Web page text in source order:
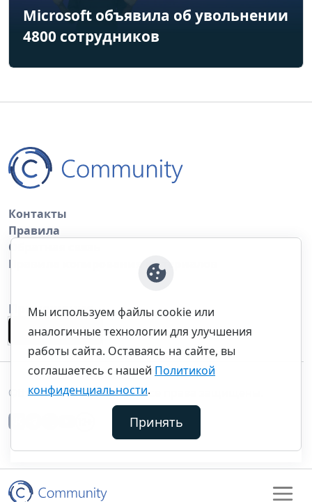
Microsoft объявила об увольнении
4800 сотрудников
Контакты
Правила
Обратная связь
Правила копирования материалов
Приложение
©thecommunity.ru 2026. Все права защищены.
Мы используем файлы cookie или
аналогичные технологии для улучшения
работы сайта. Оставаясь на сайте, вы
соглашаетесь с нашей Политикой
конфиденциальности.
Принять